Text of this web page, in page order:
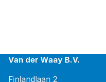
Van der Waay B.V.
Finlandlaan 2